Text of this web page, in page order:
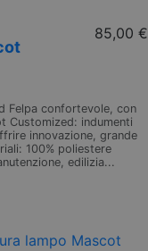
85,00 €
Felpa confortevole, con
Customized: indumenti
innovazione, grande
100% poliestere
edilizia...